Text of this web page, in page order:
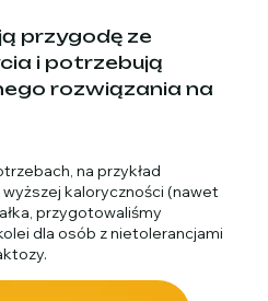
przygodę ze
i potrzebują
rozwiązania na
na przykład
kaloryczności (nawet
przygotowaliśmy
dla osób z nietolerancjami